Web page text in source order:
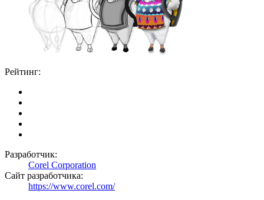
Рейтинг:
Разработчик:
Corel Corporation
Сайт разработчика:
https://www.corel.com/